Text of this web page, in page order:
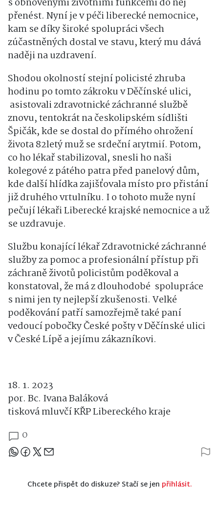
s obnovenými životními funkcemi do něj
přenést. Nyní je v péči liberecké nemocnice,
kam se díky široké spolupráci všech
zúčastněných dostal ve stavu, který mu dává
naději na uzdravení.
Shodou okolností stejní policisté zhruba
hodinu po tomto zákroku v Děčínské ulici,
asistovali zdravotnické záchranné službě
znovu, tentokrát na českolipském sídlišti
Špičák, kde se dostal do přímého ohrožení
života 82letý muž se srdeční arytmií. Potom,
co ho lékař stabilizoval, snesli ho naši
kolegové z pátého patra před panelový dům,
kde další hlídka zajišťovala místo pro přistání
již druhého vrtulníku. I o tohoto muže nyní
pečují lékaři Liberecké krajské nemocnice a už
se uzdravuje.
Službu konající lékař Zdravotnické záchranné
služby za pomoc a profesionální přístup při
záchraně životů policistům poděkoval a
konstatoval, že má z dlouhodobé spolupráce
s nimi jen ty nejlepší zkušenosti. Velké
poděkování patří samozřejmě také paní
vedoucí pobočky České pošty v Děčínské ulici
v České Lípě a jejímu zákazníkovi.
18. 1. 2023
por. Bc. Ivana Baláková
tisková mluvčí KŘP Libereckého kraje
0
Sdílejte článek
Chcete přispět do diskuze? Stačí se jen přihlásit.